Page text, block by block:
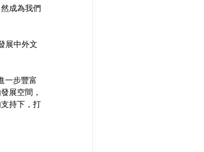
成為我們
展中外文
一步豐富
展空間，
持下，打